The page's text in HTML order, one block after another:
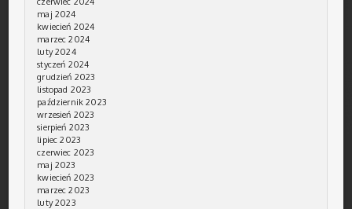
maj 2024
kwiecień 2024
marzec 2024
luty 2024
styczeń 2024
grudzień 2023
listopad 2023
październik 2023
wrzesień 2023
sierpień 2023
lipiec 2023
czerwiec 2023
maj 2023
kwiecień 2023
marzec 2023
luty 2023